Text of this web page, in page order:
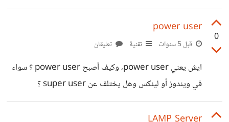
0
power user
قبل 5 سنوات تقنية تعليقان
ايش يعني power user، وكيف أصبح power user ؟ سواء
في ويندوز أو لينكس وهل يختلف عن super user ؟